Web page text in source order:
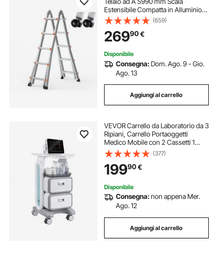
Estensibile Compatta in Alluminio,
Scala Pieghevole Portatile
Multifunzione per Camper, Scala
Telescopica per Compiti, Capacità
di Carico 149,7 kg
(659)
26990€
Disponibile
Consegna: Dom. Ago. 9 - Gio.
Ago. 13
Aggiungi al carrello
VEVOR Carrello da Laboratorio da 3
Ripiani, Carrello Portaoggetti
Medico Mobile con 2 Cassetti 1
Vassoio, Carrello Servizio in
Materiale ABS, con 4 Ruote per
Laboratorio, Clinica, Ospedale,
Salone
(377)
19990€
Disponibile
Consegna:non appena Mer.
Ago. 12
Aggiungi al carrello